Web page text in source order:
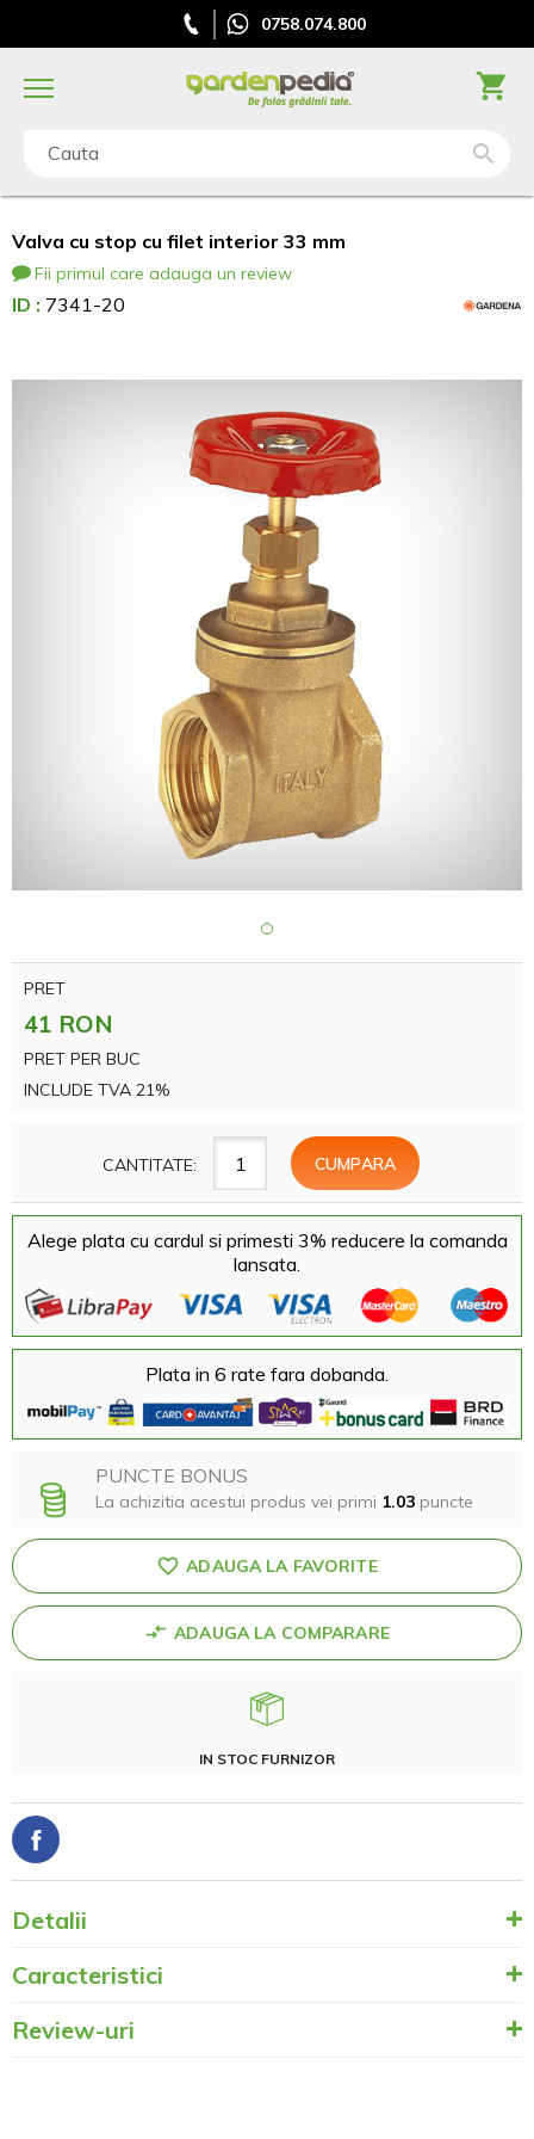
0758.074.800
Cauta
Valva cu stop cu filet interior 33 mm
Fii primul care adauga un review
ID : 7341-20
PRET
41 RON
PRET PER BUC
INCLUDE TVA 21%
CANTITATE:
Alege plata cu cardul si primesti 3% reducere la comanda
lansata.
Plata in 6 rate fara dobanda.
PUNCTE BONUS
La achizitia acestui produs vei primi 1.03 puncte
ADAUGA LA FAVORITE
ADAUGA LA COMPARARE
IN STOC FURNIZOR
Detalii
Caracteristici
Review-uri